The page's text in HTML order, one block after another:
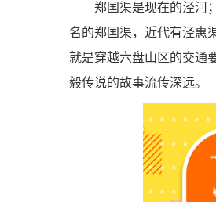
郑国渠是现在的泾河
名的郑国渠，近代有泾惠
就是穿越六盘山区的交通
毅传说的故事流传深远。